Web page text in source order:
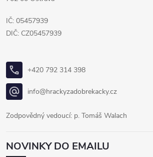
IČ: 05457939
DIČ: CZ05457939
+420 792 314 398
info@hrackyzadobrekacky.cz
Zodpovědný vedoucí: p. Tomáš Walach
NOVINKY DO EMAILU